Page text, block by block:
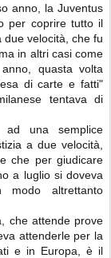
anno, la Juventus
per coprire tutto il
due velocità, che fu
in altri casi come
quasta volta
di carte e fatti"
tentava di
ad una semplice
a due velocità,
che per giudicare
a luglio si doveva
modo altrettanto
che attende prove
attenderle per la
e in Europa, è il